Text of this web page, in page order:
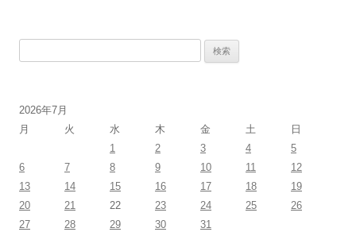
2026年7月
月
火 水 木 金 土
日
1
2 3 4
5
6
7 8 9 10 11
12
13
14 15 16 17 18
19
20
21 22 23 24 25
26
27
28 29 30
31